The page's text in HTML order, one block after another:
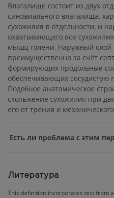
Влагалище состоит из двух
синовиального влагалища,
сухожилия в отдельности, и
охватывающего все
мышц голени. Наружный слой
преимущественно за счёт
формирующих продольные
обеспечивающих сосудистую
Подобное анатомическое
скольжение сухожилия при
его от трения и
Есть ли проблема с этим
Литература
This definition incorporates text from